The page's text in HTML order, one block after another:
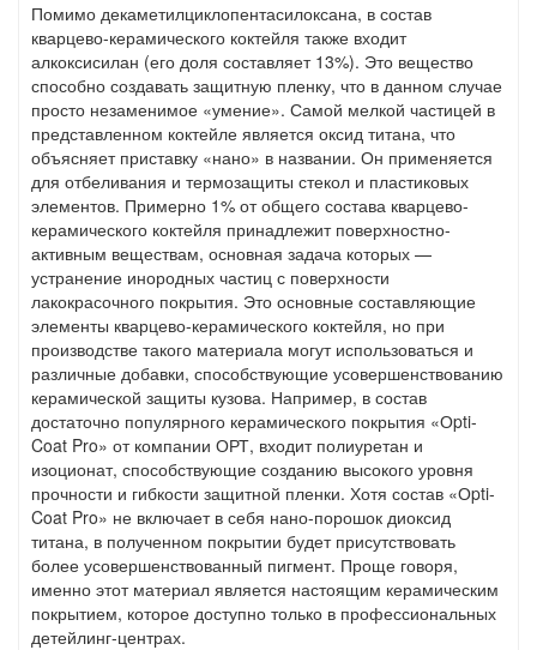
Помимо декаметилциклопентасилоксана, в состав
кварцево-керамического коктейля также входит
алкоксисилан (его доля составляет 13%). Это вещество
способно создавать защитную пленку, что в данном случае
просто незаменимое «умение». Самой мелкой частицей в
представленном коктейле является оксид титана, что
объясняет приставку «нано» в названии. Он применяется
для отбеливания и термозащиты стекол и пластиковых
элементов. Примерно 1% от общего состава кварцево-
керамического коктейля принадлежит поверхностно-
активным веществам, основная задача которых —
устранение инородных частиц с поверхности
лакокрасочного покрытия. Это основные составляющие
элементы кварцево-керамического коктейля, но при
производстве такого материала могут использоваться и
различные добавки, способствующие усовершенствованию
керамической защиты кузова. Например, в состав
достаточно популярного керамического покрытия «Оpti-
Coat Pro» от компании ОРТ, входит полиуретан и
изоционат, способствующие созданию высокого уровня
прочности и гибкости защитной пленки. Хотя состав «Оpti-
Coat Pro» не включает в себя нано-порошок диоксид
титана, в полученном покрытии будет присутствовать
более усовершенствованный пигмент. Проще говоря,
именно этот материал является настоящим керамическим
покрытием, которое доступно только в профессиональных
детейлинг-центрах.